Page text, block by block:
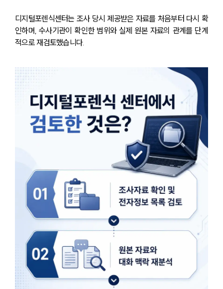
디지털포렌식센터는 조사 당시 제공받은 자료를 처음부터 다시 확
인하며, 수사기관이 확인한 범위와 실제 원본 자료의 관계를 단계
적으로 재검토했습니다.